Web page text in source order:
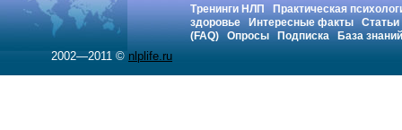
Тренинги НЛП
Практическая
здоровье
Интересные факты
Статьи
(FAQ)
Опросы Подписка База знаний
2002—2011 © nlplife.ru